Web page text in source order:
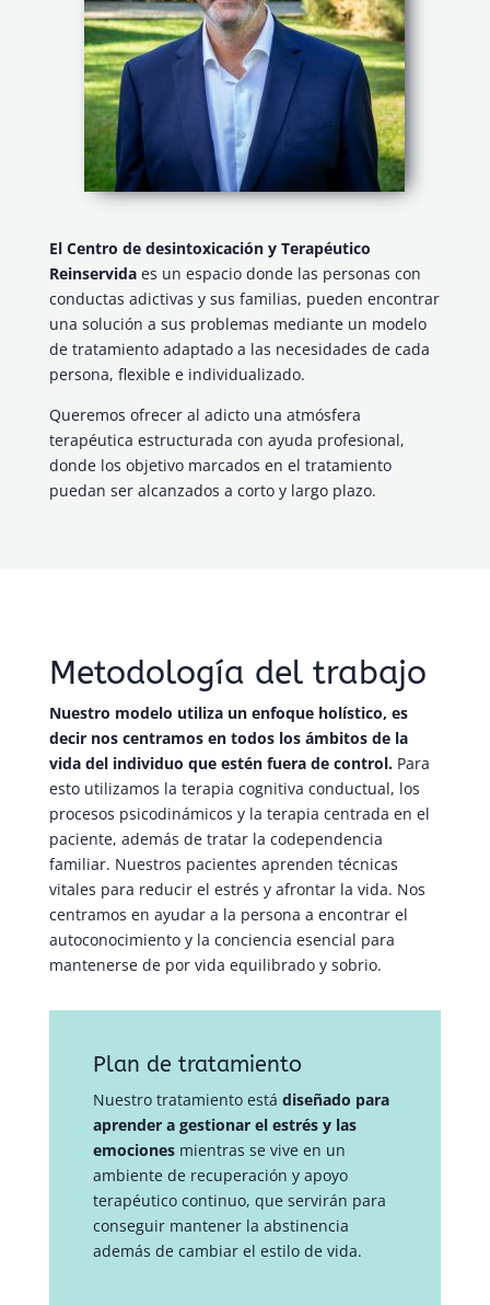
El Centro de desintoxicación y Terapéutico
Reinservidaes un espacio donde las personas con
conductas adictivas y sus familias, pueden encontrar
una solución a sus problemas mediante un modelo
de tratamiento adaptado a las necesidades de cada
persona, flexible e individualizado.
Queremos ofrecer al adicto una atmósfera
terapéutica estructurada con ayuda profesional,
donde los objetivo marcados en el tratamiento
puedan ser alcanzados a corto y largo plazo.
Metodología del trabajo
Nuestro modelo utiliza un enfoque holístico, es
decir nos centramos en todos los ámbitos de la
vida del individuo que estén fuera de control. Para
esto utilizamos la terapia cognitiva conductual, los
procesos psicodinámicos y la terapia centrada en el
paciente, además de tratar la codependencia
familiar. Nuestros pacientes aprenden técnicas
vitales para reducir el estrés y afrontar la vida. Nos
centramos en ayudar a la persona a encontrar el
autoconocimiento y la conciencia esencial para
mantenerse de por vida equilibrado y sobrio.
Plan de tratamiento
Nuestro tratamiento está diseñado para
aprender a gestionar el estrés y las
emocionesmientras se vive en un
ambiente de recuperación y apoyo
terapéutico continuo, que servirán para
conseguir mantener la abstinencia
además de cambiar el estilo de vida.